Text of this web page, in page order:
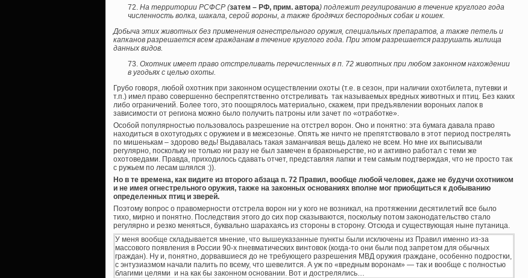
На территории РСФСР (затем – РФ, прим. автора) подлежит регулированию в течение круглого года
численность волка, шакала, серой вороны, а также бродячих беспородных собак и кошек.
Добыча этих животных без применения огнестрельного оружия, специальных препаратов, а также петель и
капканов разрешается всем гражданам в течение круглого года. При этом разрешается разрушать жилища
данных видов.
Охотник имеет право отстреливать перечисленных в п. 72 животных при любом законном нахождении
в угодьях с целью охоты.
Грубо говоря, любой охотник при законном осуществлении охоты (т.е. в сезон, при наличии охотбилета, путевки и
т.п.) имел право совершенно беспрепятственно отстреливать так называемых вредных животных и птиц. Без каких
либо ограничений. Более того, это поощрялось материально, скажем, при предъявлении вороньих лапок в
зависимости от региона можно было получить патроны или зачет по «отработке».
Особой популярностью пользовалось разрешение на отстрел ворон. Оно и понятно: эта бумага давала право
находиться в охотугодьях с оружием и в межсезонье. Опять же ничто не препятствовало в этот период пострелять
по мишенькам – здорово ведь! Выдавалась такая заманчивая вещь далеко не всем. Но мне их выписывали
регулярно, поскольку не только ни разу не был замечен в браконьерстве, но и активно работал с теми же
охотоведами. Правда, приходилось сдавать отчет, представляя лапки и тем самым подтверждая, что не просто так
с ружьем по лесам шлялся :)).
Но в те времена, как видите из второго абзаца п. 72 Правил, вообще любой человек, даже не будучи охотником
и не имея огнестрельного оружия, также на законных основаниях вполне мог приобщиться к добыванию
определенных птиц и зверей.
Поэтому вопрос о правомерности отстрела ворон ни у кого не возникал, на протяжении десятилетий все было
тихо, мирно и понятно. Последствия этого до сих пор сказываются, поскольку потом законодательство стало
регулярно и резко меняться, буквально шарахаясь из стороны в сторону. Отсюда и существующая ныне путаница.
У меня вообще складывается мнение, что вышеуказанные пункты были исключены из Правил именно из-за
массового появления в России 90-х пневматических винтовок (когда-то они были под запретом для обычных
граждан). Ну и, понятно, дорвавшиеся до не требующего разрешения МВД оружия граждане, особенно подростки,
с энтузиазмом начали палить по всему, что шевелится. А уж по «вредным воронам» — так и вообще с полностью
благими целями и на как бы законном основании. Вот и дострелялись…